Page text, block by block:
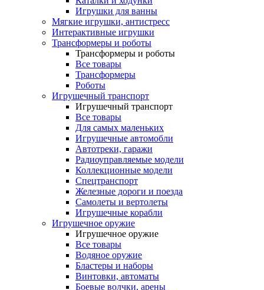
Игрушки для ванны
Мягкие игрушки, антистресс
Интерактивные игрушки
Трансформеры и роботы
Трансформеры и роботы
Все товары
Трансформеры
Роботы
Игрушечный транспорт
Игрушечный транспорт
Все товары
Для самых маленьких
Игрушечные автомобли
Автотреки, гаражи
Радиоуправляемые модели
Коллекционные модели
Спецтранспорт
Железные дороги и поезда
Самолеты и вертолеты
Игрушечные корабли
Игрушечное оружие
Игрушечное оружие
Все товары
Водяное оружие
Бластеры и наборы
Винтовки, автоматы
Боевые волчки, арены